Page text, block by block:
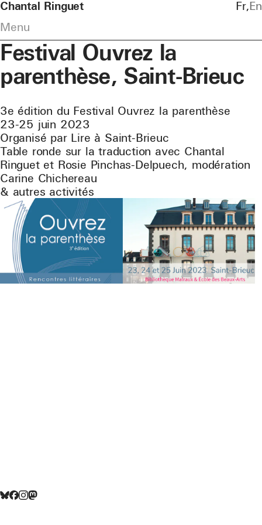
Chantal Ringuet
Menu
Fr En
Festival Ouvrez la
parenthèse, Saint-Brieuc
3e édition du Festival Ouvrez la parenthèse
23-25 juin 2023
Organisé par Lire à Saint-Brieuc
Table ronde sur la traduction avec Chantal
Ringuet et Rosie Pinchas-Delpuech, modération
Carine Chichereau
& autres activités